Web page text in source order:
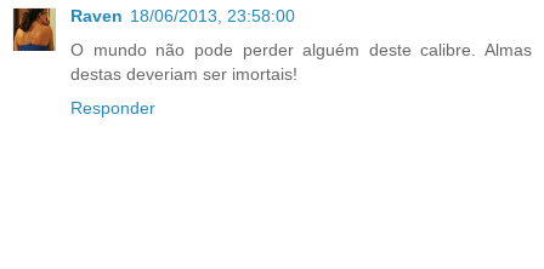
Raven 18/06/2013, 23:58:00
O mundo não pode perder alguém deste calibre. Almas
destas deveriam ser imortais!
Responder